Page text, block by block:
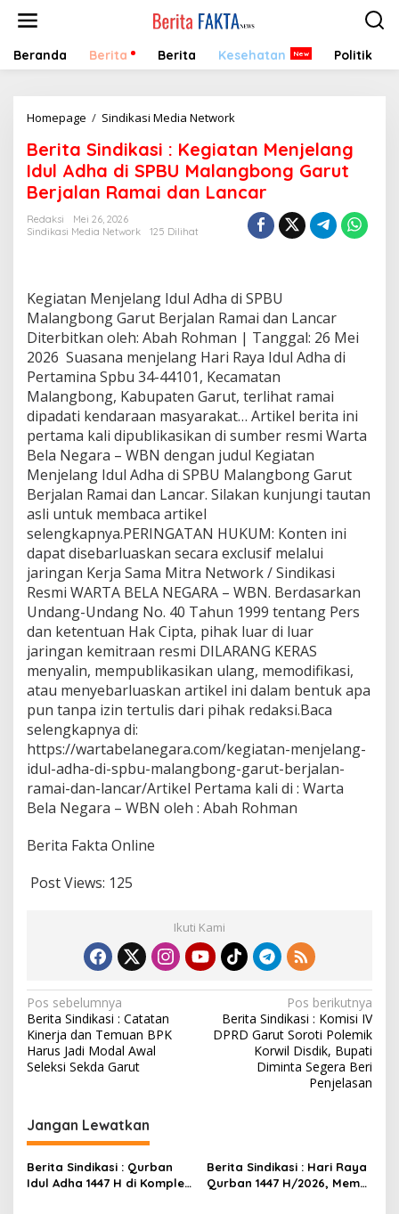
Beranda Berita Berita Kesehatan Politik
Homepage / Sindikasi Media Network
:
Kegiatan
Menjelang
Idul
Adha
Berjalan
Ramai
dan
Lancar
Berita Sindikasi : Kegiatan Menjelang
Idul Adha di SPBU Malangbong Garut
Berjalan Ramai dan Lancar
Redaksi
Mei 26, 2026
Sindikasi Media Network
125 Dilihat
Kegiatan Menjelang Idul Adha di SPBU
Malangbong Garut Berjalan Ramai dan Lancar
Diterbitkan oleh: Abah Rohman | Tanggal: 26 Mei
2026 Suasana menjelang Hari Raya Idul Adha di
Pertamina Spbu 34-44101, Kecamatan
Malangbong, Kabupaten Garut, terlihat ramai
dipadati kendaraan masyarakat… Artikel berita ini
pertama kali dipublikasikan di sumber resmi Warta
Bela Negara – WBN dengan judul Kegiatan
Menjelang Idul Adha di SPBU Malangbong Garut
Berjalan Ramai dan Lancar. Silakan kunjungi tautan
asli untuk membaca artikel
selengkapnya.PERINGATAN HUKUM: Konten ini
dapat disebarluaskan secara exclusif melalui
jaringan Kerja Sama Mitra Network / Sindikasi
Resmi WARTA BELA NEGARA – WBN. Berdasarkan
Undang-Undang No. 40 Tahun 1999 tentang Pers
dan ketentuan Hak Cipta, pihak luar di luar
jaringan kemitraan resmi DILARANG KERAS
menyalin, mempublikasikan ulang, memodifikasi,
atau menyebarluaskan artikel ini dalam bentuk apa
pun tanpa izin tertulis dari pihak redaksi.Baca
selengkapnya di:
https://wartabelanegara.com/kegiatan-menjelang-
idul-adha-di-spbu-malangbong-garut-berjalan-
ramai-dan-lancar/Artikel Pertama kali di : Warta
Bela Negara – WBN oleh : Abah Rohman
Berita Fakta Online
Post Views: 125
Ikuti Kami
Navigasi
pos
Pos sebelumnya
Berita Sindikasi : Catatan
Kinerja dan Temuan BPK
Harus Jadi Modal Awal
Seleksi Sekda Garut
Pos berikutnya
Berita Sindikasi : Komisi IV
DPRD Garut Soroti Polemik
Korwil Disdik, Bupati
Diminta Segera Beri
Penjelasan
Jangan Lewatkan
Berita Sindikasi : Qurban
Idul Adha 1447 H di Komplek
Berita Sindikasi : Hari Raya
Qurban 1447 H/2026, Memo